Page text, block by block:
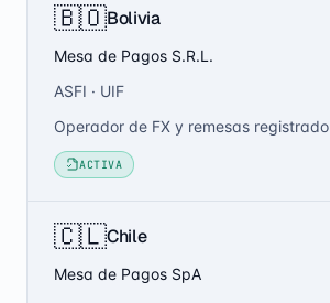
🇧🇴Bolivia
Mesa de Pagos S.R.L.
ASFI · UIF
Operador de FX y remesas registrado
ACTIVA
🇨🇱Chile
Mesa de Pagos SpA